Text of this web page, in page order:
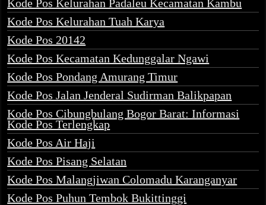
Kode Pos Kelurahan Padaleu Kecamatan Kambu
Kode Pos Kelurahan Tuah Karya
Kode Pos 20142
Kode Pos Kecamatan Kedunggalar Ngawi
Kode Pos Pondang Amurang Timur
Kode Pos Jalan Jenderal Sudirman Balikpapan
Kode Pos Cibungbulang Bogor Barat: Informasi
Kode Pos Terlengkap
Kode Pos Air Haji
Kode Pos Pisang Selatan
Kode Pos Malangjiwan Colomadu Karanganyar
Kode Pos Puhun Tembok Bukittinggi